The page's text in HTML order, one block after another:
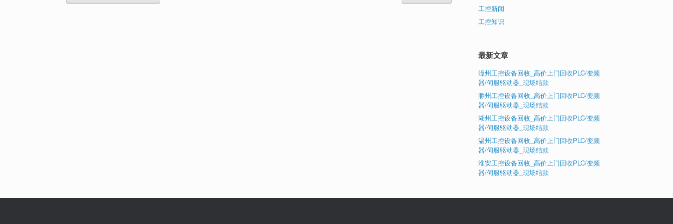
工控新闻
工控知识
最新文章
漳州工控设备回收_高价上门回收PLC/变频
器/伺服驱动器_现场结款
滁州工控设备回收_高价上门回收PLC/变频
器/伺服驱动器_现场结款
湖州工控设备回收_高价上门回收PLC/变频
器/伺服驱动器_现场结款
温州工控设备回收_高价上门回收PLC/变频
器/伺服驱动器_现场结款
淮安工控设备回收_高价上门回收PLC/变频
器/伺服驱动器_现场结款